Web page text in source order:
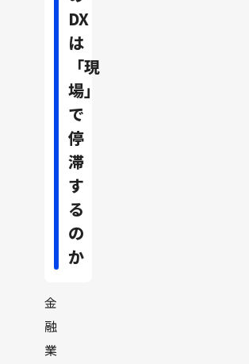
DX
は
「現
場」
で
停
滞
す
る
の
か
金
融
業